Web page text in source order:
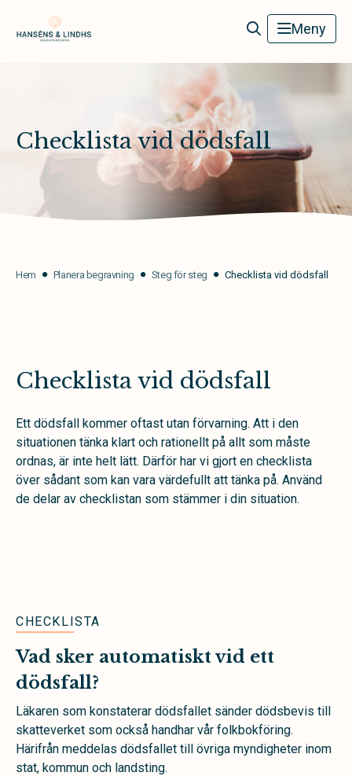
Hanséns & Lindhs Begravningsbyrå Meny
Checklista vid dödsfall
Hem Planera begravning Steg för steg Checklista vid dödsfall
Checklista vid dödsfall
Ett dödsfall kommer oftast utan förvarning. Att i den
situationen tänka klart och rationellt på allt som måste
ordnas, är inte helt lätt. Därför har vi gjort en checklista
över sådant som kan vara värdefullt att tänka på. Använd
de delar av checklistan som stämmer i din situation.
CHECKLISTA
Vad sker automatiskt vid ett
dödsfall?
Läkaren som konstaterar dödsfallet sänder dödsbevis till
skatteverket som också handhar vår folkbokföring.
Härifrån meddelas dödsfallet till övriga myndigheter inom
stat, kommun och landsting.